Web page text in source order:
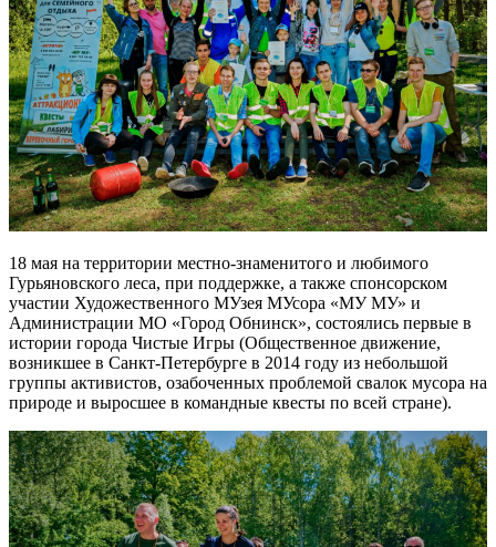
18 мая на территории местно-знаменитого и любимого
Гурьяновского леса, при поддержке, а также спонсорском
участии Художественного МУзея МУсора «МУ МУ» и
Администрации МО «Город Обнинск», состоялись первые в
истории города Чистые Игры (Общественное движение,
возникшее в Санкт-Петербурге в 2014 году из небольшой
группы активистов, озабоченных проблемой свалок мусора на
природе и выросшее в командные квесты по всей стране).